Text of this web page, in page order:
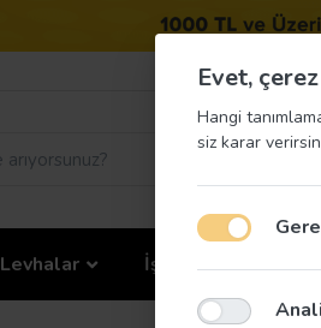
Levhalar İş Güvenliği
Evet,
Hangi
siz karar